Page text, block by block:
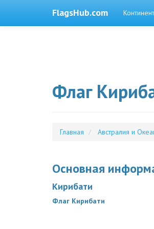
FlagsHub.com
Флаг
Главная Австралия и
Основная
Кирибати
Флаг Кирибати